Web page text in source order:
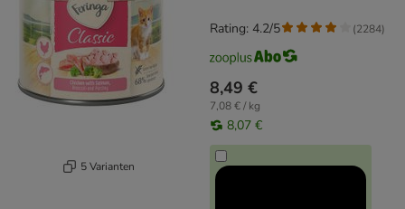
5 Varianten
8,49 €
7,08 € / kg
8,07 €
Rating: 4.2/5 (2284)